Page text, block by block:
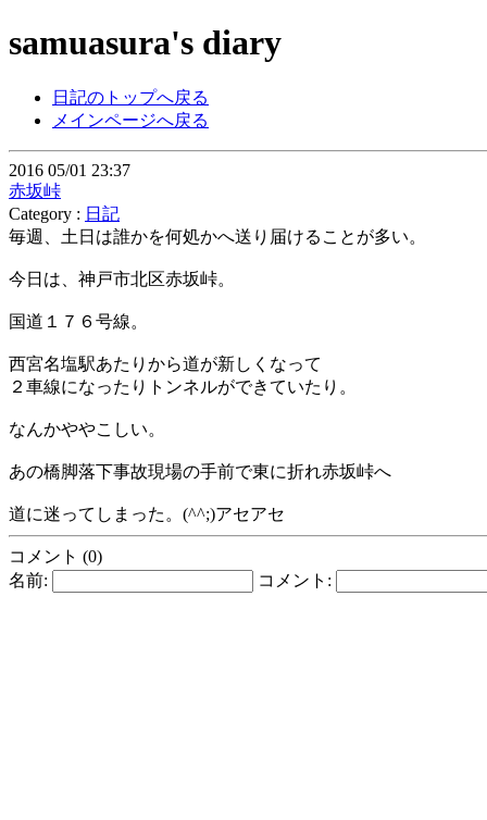
samuasura's diary
日記のトップへ戻る
メインページへ戻る
2016 05/01 23:37
赤坂峠
Category : 日記
毎週、土日は誰かを何処かへ送り届けることが多い。
今日は、神戸市北区赤坂峠。
国道１７６号線。
西宮名塩駅あたりから道が新しくなって
２車線になったりトンネルができていたり。
なんかややこしい。
あの橋脚落下事故現場の手前で東に折れ赤坂峠へ
道に迷ってしまった。(^^;)アセアセ
コメント (0)
名前:
コメント: